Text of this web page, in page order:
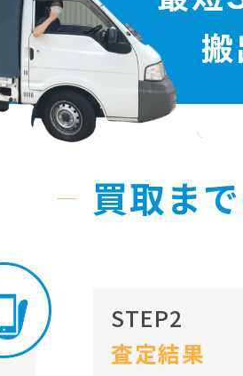
買取ま
STEP2
査定結果